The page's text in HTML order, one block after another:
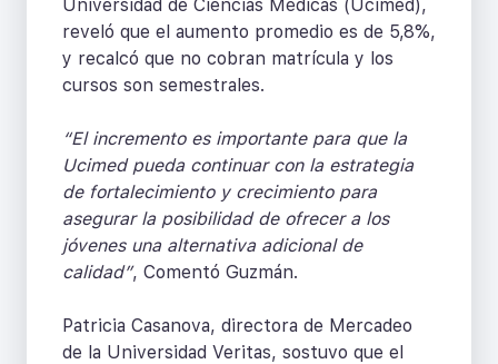
Universidad de Ciencias Médicas (Ucimed),
reveló que el aumento promedio es de 5,8%,
y recalcó que no cobran matrícula y los
cursos son semestrales.
“El incremento es importante para que la
Ucimed pueda continuar con la estrategia
de fortalecimiento y crecimiento para
asegurar la posibilidad de ofrecer a los
jóvenes una alternativa adicional de
calidad”, Comentó Guzmán.
Patricia Casanova, directora de Mercadeo
de la Universidad Veritas, sostuvo que el